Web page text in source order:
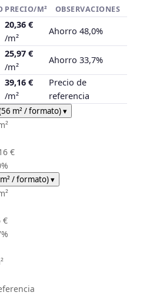
PRECIO/M² OBSERVACIONES
20,36 €
/m²
Ahorro 48,0%
25,97 €
/m²
Ahorro 33,7%
39,16 €
/m²
Precio de
referencia
m² / formato)▾
€
/ formato)▾
€